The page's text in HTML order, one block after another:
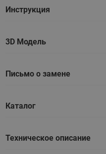
Инструкция
3D Модель
Письмо о замене
Каталог
Техническое описание